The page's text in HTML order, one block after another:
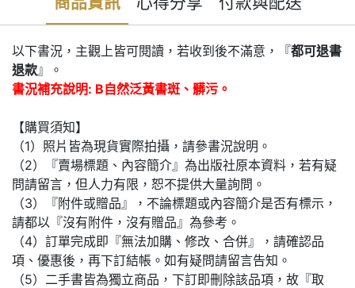
以下書況，主觀上皆可閱讀，若收到後不滿意，『都可退書
退款』。
書況補充說明: B自然泛黃書斑、髒污。
【購買須知】
（1）照片皆為現貨實際拍攝，請參書況說明。
（2）『賣場標題、內容簡介』為出版社原本資料，若有疑
問請留言，但人力有限，恕不提供大量詢問。
（3）『附件或贈品』，不論標題或內容簡介是否有標示，
請都以『沒有附件，沒有贈品』為參考。
（4）訂單完成即『無法加購、修改、合併』，請確認品
項、優惠後，再下訂結帳。如有疑問請留言告知。
（5）二手書皆為獨立商品，下訂即刪除該品項，故『取